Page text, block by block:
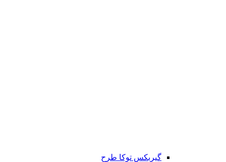
گیربکس توکا طرح